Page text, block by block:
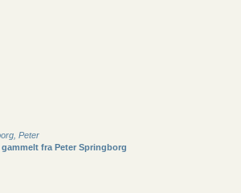
Peter
gammelt fra Peter Springborg